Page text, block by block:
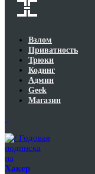
Взлом
Приватность
Трюки
Кодинг
Админ
Geek
Магазин
Годовая
подписка
на
Хакер